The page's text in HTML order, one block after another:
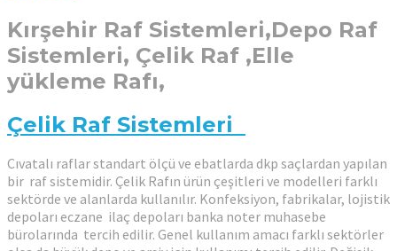
Kırşehir Raf Sistemleri,Depo Raf
Sistemleri, Çelik Raf ,Elle
yükleme Rafı,
Çelik Raf Sistemleri
Cıvatalı raflar standart ölçü ve ebatlarda dkp saçlardan yapılan
bir raf sistemidir. Çelik Rafın ürün çeşitleri ve modelleri farklı
sektörde ve alanlarda kullanılır. Konfeksiyon, fabrikalar, lojistik
depoları eczane ilaç depoları banka noter muhasebe
bürolarında tercih edilir. Genel kullanım amacı farklı sektörler